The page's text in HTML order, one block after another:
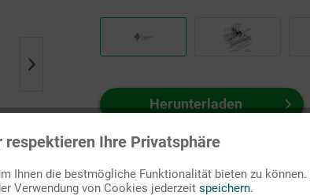
Herunterladen
Auf Ihren Merkzettel setzen
respektieren Ihre Privatsphäre
Ihnen die bestmögliche Funktionalität bieten zu können.
Verwendung von Cookies jederzeit speichern.